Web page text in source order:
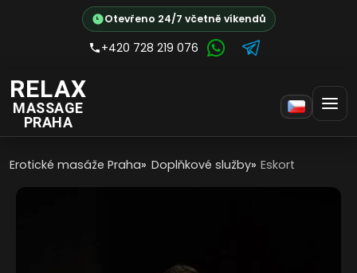
Otevřeno 24/7 včetně víkendů
+420 728 219 076
RELAX
MASSAGE
PRAHA
Erotické masáže Praha Doplňkové služby Eskort